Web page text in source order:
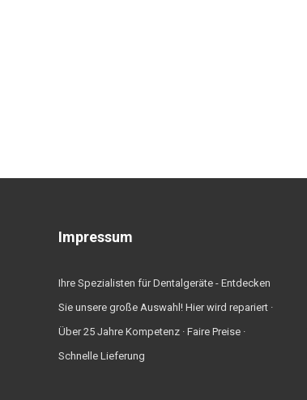
Impressum
Ihre Spezialisten für Dentalgeräte - Entdecken
Sie unsere große Auswahl! Hier wird repariert ·
Über 25 Jahre Kompetenz · Faire Preise ·
Schnelle Lieferung